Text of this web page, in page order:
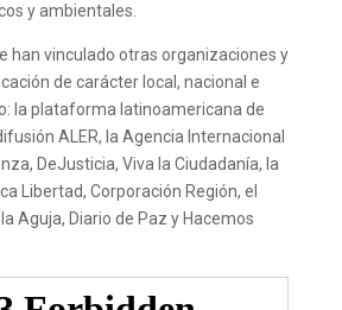
y ambientales.
han vinculado otras organizaciones y
de carácter local, nacional e
la plataforma latinoamericana de
ALER, la Agencia Internacional
DeJusticia, Viva la Ciudadanía, la
Libertad, Corporación Región, el
Aguja, Diario de Paz y Hacemos